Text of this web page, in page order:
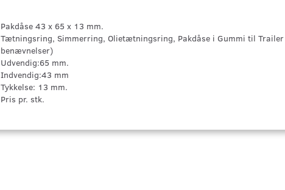
Pakdåse 43 x 65 x 13 mm.
Tætningsring, Simmerring, Olietætningsring, Pakdåse i Gummi til
benævnelser)
Udvendig:65 mm.
Indvendig:43 mm
Tykkelse: 13 mm.
Pris pr. stk.